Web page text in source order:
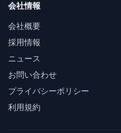
会社情報
会社概要
採用情報
ニュース
お問い合わせ
プライバシーポリシー
利用規約